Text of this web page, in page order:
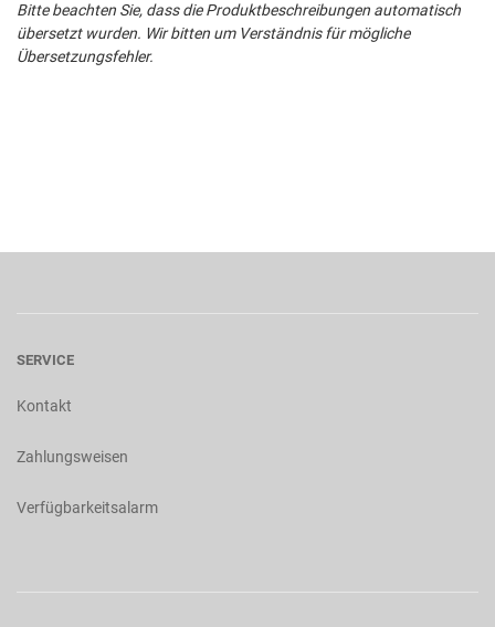
Bitte beachten Sie, dass die Produktbeschreibungen automatisch
übersetzt wurden. Wir bitten um Verständnis für mögliche
Übersetzungsfehler.
SERVICE
Kontakt
Zahlungsweisen
Verfügbarkeitsalarm